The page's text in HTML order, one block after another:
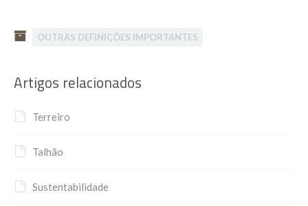
OUTRAS DEFINIÇÕES IMPORTANTES
Artigos relacionados
Terreiro
Talhão
Sustentabilidade